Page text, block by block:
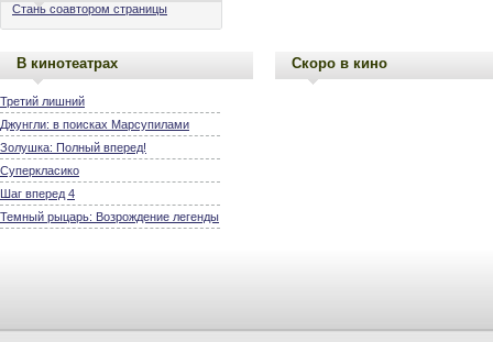
Стань соавтором страницы
В кинотеатрах
Третий лишний
Джунгли: в поисках Марсупилами
Золушка: Полный вперед!
Суперкласико
Шаг вперед 4
Темный рыцарь: Возрождение легенды
Скоро в кино